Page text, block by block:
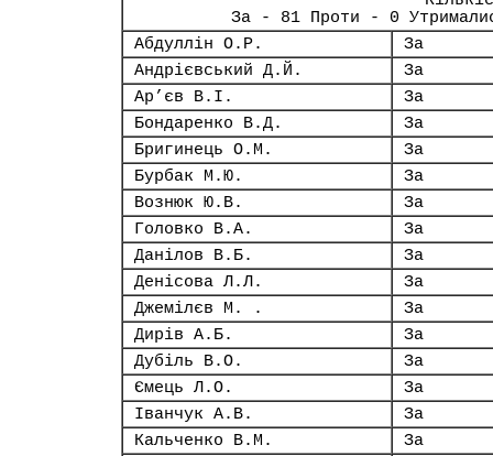
За - 81 Проти - 0
Абдуллін О.Р.
За
Андрієвський Д.Й.
За
Ар’єв В.І.
За
Бондаренко В.Д.
За
Бригинець О.М.
За
Бурбак М.Ю.
За
Вознюк Ю.В.
За
Головко В.А.
За
Данілов В.Б.
За
Денісова Л.Л.
За
Джемілєв М. .
За
Дирів А.Б.
За
Дубіль В.О.
За
Ємець Л.О.
За
Іванчук А.В.
За
Кальченко В.М.
За